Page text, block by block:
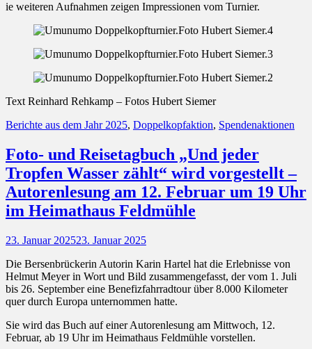
ie weiteren Aufnahmen zeigen Impressionen vom Turnier.
Text Reinhard Rehkamp – Fotos Hubert Siemer
Kategorien
Berichte aus dem Jahr 2025, Doppelkopfaktion, Spendenaktionen
Foto- und Reisetagbuch „Und jeder
Tropfen Wasser zählt“ wird vorgestellt –
Autorenlesung am 12. Februar um 19 Uhr
im Heimathaus Feldmühle
Posted
23. Januar 202523. Januar 2025
Die Bersenbrückerin Autorin Karin Hartel hat die Erlebnisse von
Helmut Meyer in Wort und Bild zusammengefasst, der vom 1. Juli
bis 26. September eine Benefizfahrradtour über 8.000 Kilometer
quer durch Europa unternommen hatte.
Sie wird das Buch auf einer Autorenlesung am Mittwoch, 12.
Februar, ab 19 Uhr im Heimathaus Feldmühle vorstellen.